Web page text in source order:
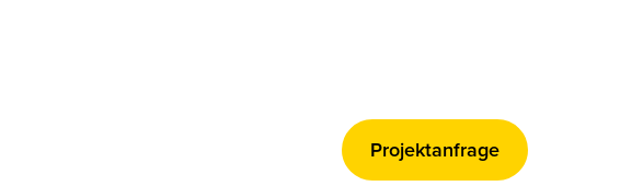
Projektanfrage